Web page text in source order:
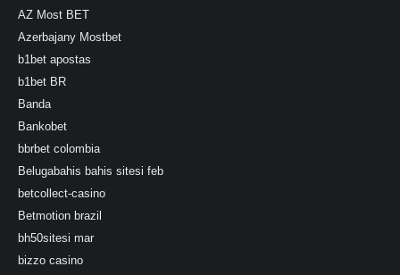
AZ Most BET
Azerbajany Mostbet
b1bet apostas
b1bet BR
Banda
Bankobet
bbrbet colombia
Belugabahis bahis sitesi feb
betcollect-casino
Betmotion brazil
bh50sitesi mar
bizzo casino